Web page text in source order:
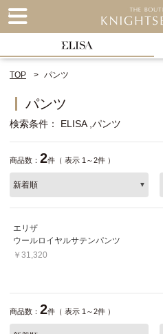
TOP パンツ
パンツ
検索条件 ELISA パンツ
商品数： 2件（ 表示 1～2件 ）
エリザ
ウールロイヤルサテンパンツ
￥31,320
商品数： 2件（ 表示 1～2件 ）